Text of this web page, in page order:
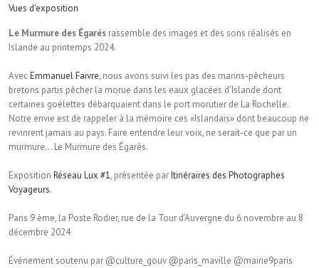
Vues d'exposition
Le Murmure des Égarés rassemble des images et des sons réalisés en
Islande au printemps 2024.
AvecEmmanuel Faivre, nous avons suivi les pas des marins-pêcheurs
bretons partis pêcher la morue dans les eaux glacées d’Islande dont
certaines goélettes débarquaient dans le port morutier de La Rochelle.
Notre envie est de rappeler à la mémoire ces «Islandais» dont beaucoup ne
revinrent jamais au pays. Faire entendre leur voix, ne serait-ce que par un
murmure… Le Murmure des Égarés.
Exposition Réseau Lux #1, présentée parItinéraires des Photographes
Voyageurs.
Paris 9 ème, la Poste Rodier, rue de la Tour d’Auvergne du 6 novembre au 8
décembre 2024
Évènement soutenu par @culture_gouv @paris_maville @mairie9paris